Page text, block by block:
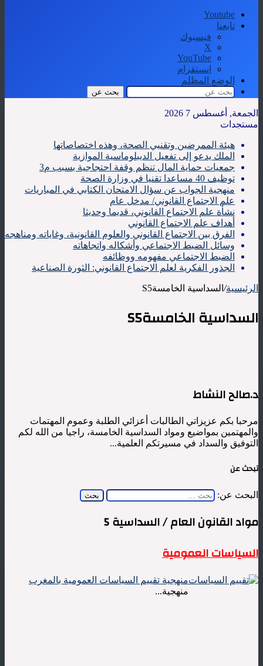
Youtube
تابعنا
فيسبوك
‫X
‫YouTube
انستقرام
الوضع المظلم
بحث عن
الجمعة, أغسطس 7 2026
مستجدات
هيئة الممرضين وتقنيي الصحة، وهذه اختصاصاتها
الملك يدعو إلى تفعيل الديبلوماسية الموازية
جمعيات حماية المال تنظم وقفة احتجاجية بسبب م3
توظيف 40 مساعدا تقنيا في وزارة الصحة
منهجية الجواب عن سؤال الامتحان الكتابي في المباريات
علم الاجتماع القانوني/ مدخل عام
نشأة علم الاجتماع القانوني، قديما وحديثا
أهداف علم الاجتماع القانوني
الفرق بين الاجتماع القانوني والعلوم القانونية، وغاياته ومناهجه
وسائل الضبط الاجتماعي وأشكاله واتجاهاته
الضبط الاجتماعي مفهومه ووظائفه
الجذور الفكرية لعلم الاجتماع القانوني: الثورة الصناعية
الرئيسية/ السداسية الخامسةS5
السداسية الخامسةS5
د.صالح النشاط
مرحبا بكم عزيزاتي الطالبات أعزائي الطلبة وعموم المهتمات
والمهتمين بمواضيع ومواد السداسية الخامسة، راجيا من الله لكم
التوفيق والسداد في مسيرتكم العلمية...
تبحث عن
البحث عن:
مواد القانون العام / السداسية 5
السياسات العمومية
منهجية تقييم السياسات العمومية بالمغرب
منهجية...